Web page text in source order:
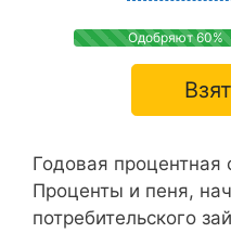
Одобряют 60%
Годовая процентная
Проценты и пеня,
потребительского